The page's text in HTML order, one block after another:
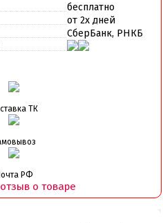
бесплатно
от 2х дней
СберБанк, РНКБ
ТК
РФ
о товаре